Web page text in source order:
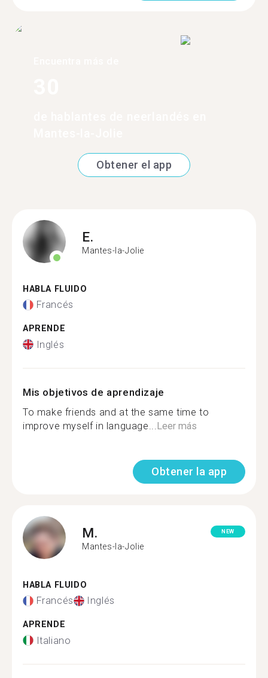
Obtener el app
E.
Mantes-la-Jolie
HABLA FLUIDO
Francés
APRENDE
Inglés
Mis objetivos de aprendizaje
To make friends and at the same time to
improve myself in language... Leer más
Obtener la app
M.
Mantes-la-Jolie
NEW
HABLA FLUIDO
Francés Inglés
APRENDE
Italiano